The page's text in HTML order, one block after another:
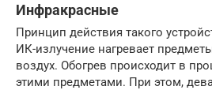
Инфракрасные
Принцип действия такого
ИК-излучение нагревает
воздух. Обогрев происходит в
этими предметами. При этом,